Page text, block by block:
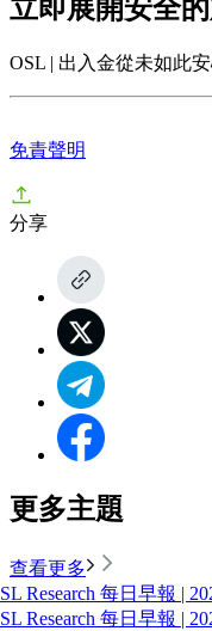
立即展開安全
OSL | 出入金從未如此安
免責聲明
分享
更多主題
查看更多
Research 每日早報 |
Research 每日早報 |